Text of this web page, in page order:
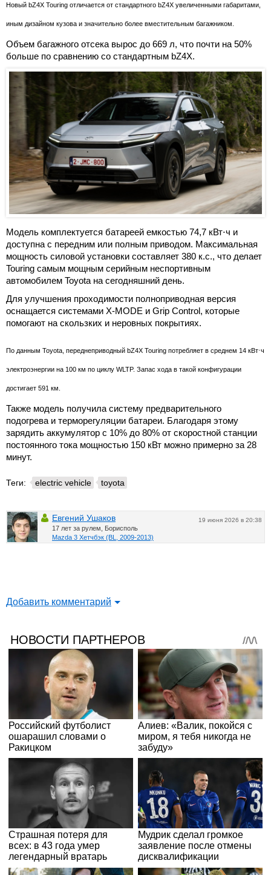
Новый bZ4X Touring отличается от стандартного bZ4X увеличенными габаритами,
иным дизайном кузова и значительно более вместительным багажником.
Объем багажного отсека вырос до 669 л, что почти на 50%
больше по сравнению со стандартным bZ4X.
Модель комплектуется батареей емкостью 74,7 кВт⋅ч и
доступна с передним или полным приводом. Максимальная
мощность силовой установки составляет 380 к.с., что делает
Touring самым мощным серийным неспортивным
автомобилем Toyota на сегодняшний день.
Для улучшения проходимости полноприводная версия
оснащается системами X-MODE и Grip Control, которые
помогают на скользких и неровных покрытиях.
По данным Toyota, переднеприводный bZ4X Touring потребляет в среднем 14 кВт⋅ч
электроэнергии на 100 км по циклу WLTP. Запас хода в такой конфигурации
достигает 591 км.
Также модель получила систему предварительного
подогрева и терморегуляции батареи. Благодаря этому
зарядить аккумулятор с 10% до 80% от скоростной станции
постоянного тока мощностью 150 кВт можно примерно за 28
минут.
Теги: electric vehicle toyota
19 июня 2026 в 20:38
Евгений Ушаков
17 лет за рулем, Борисполь
Mazda 3 Хетчбэк (BL, 2009-2013)
Добавить комментарий